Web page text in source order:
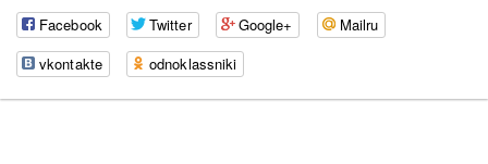
Facebook Twitter Google+
Mailru
vkontakte
odnoklassniki